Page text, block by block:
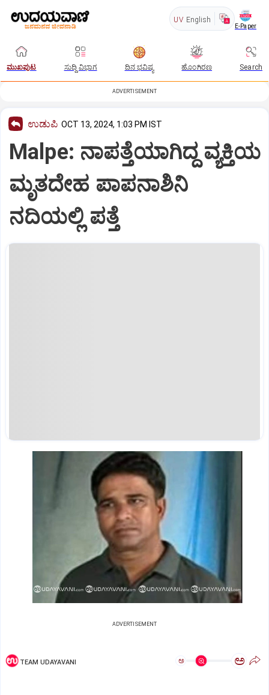
UV English
E-Paper
ಮುಖಪುಟ ಸುದ್ದಿ ವಿಭಾಗ ದಿನ ಭವಿಷ್ಯ ಹೊಂಗಿರಣ Search
ADVERTISEMENT
ಉಡುಪಿ OCT 13, 2024, 1:03 PM IST
Malpe: ನಾಪತ್ತೆಯಾಗಿದ್ದ ವ್ಯಕ್ತಿಯ
ಮೃತದೇಹ ಪಾಪನಾಶಿನಿ
ನದಿಯಲ್ಲಿ ಪತ್ತೆ
ADVERTISEMENT
TEAM UDAYAVANI ಅ ಅ